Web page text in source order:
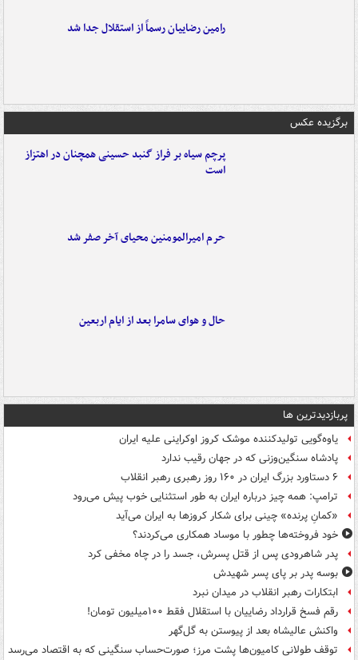
رامین رضاییان رسماً از استقلال جدا شد
برگزیده عکس
پرچم سیاه بر فراز گنبد حسینی همچنان در اهتزاز
است
حرم امیرالمومنین محیای آخر صفر شد
حال و هوای سامرا بعد از ایام اربعین
پربازدیدترین ها
یاوه‌گویی تولیدکننده موشک کروز اوکراینی علیه ایران
پادشاه سنگین‌وزنی که در جهان رقیب ندارد
۶ دستاورد بزرگ ایران در ۱۶۰ روز رهبری رهبر انقلاب
ترامپ: همه چیز درباره ایران به طور استثنایی خوب پیش می‌رود
«کمانِ پرنده» چینی برای شکار کروزها به ایران می‌آید
خود فروخته‌ها چطور با موساد همکاری می‌کردند؟
پدر شاهرودی پس از قتل پسرش، جسد را در چاه مخفی کرد
بوسه‌ پدر بر پای پسر شهیدش
ابتکارات رهبر انقلاب در میدان نبرد
رقم فسخ قرارداد رضاییان با استقلال فقط ۱۰۰میلیون تومان!
واکنش عالیشاه بعد از پیوستن به گل‌گهر
توقف طولانی کامیون‌ها پشت مرز؛ صورت‌حساب سنگینی که به اقتصاد می‌رسد